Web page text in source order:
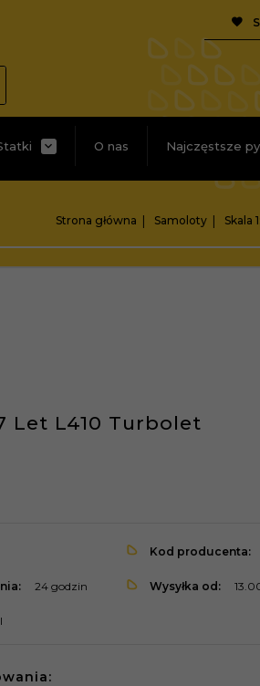
O nas Najczęstsze
Strona główna Samoloty Skala
Let L410 Turbolet
Kod producenta:
24 godzin Wysyłka od: